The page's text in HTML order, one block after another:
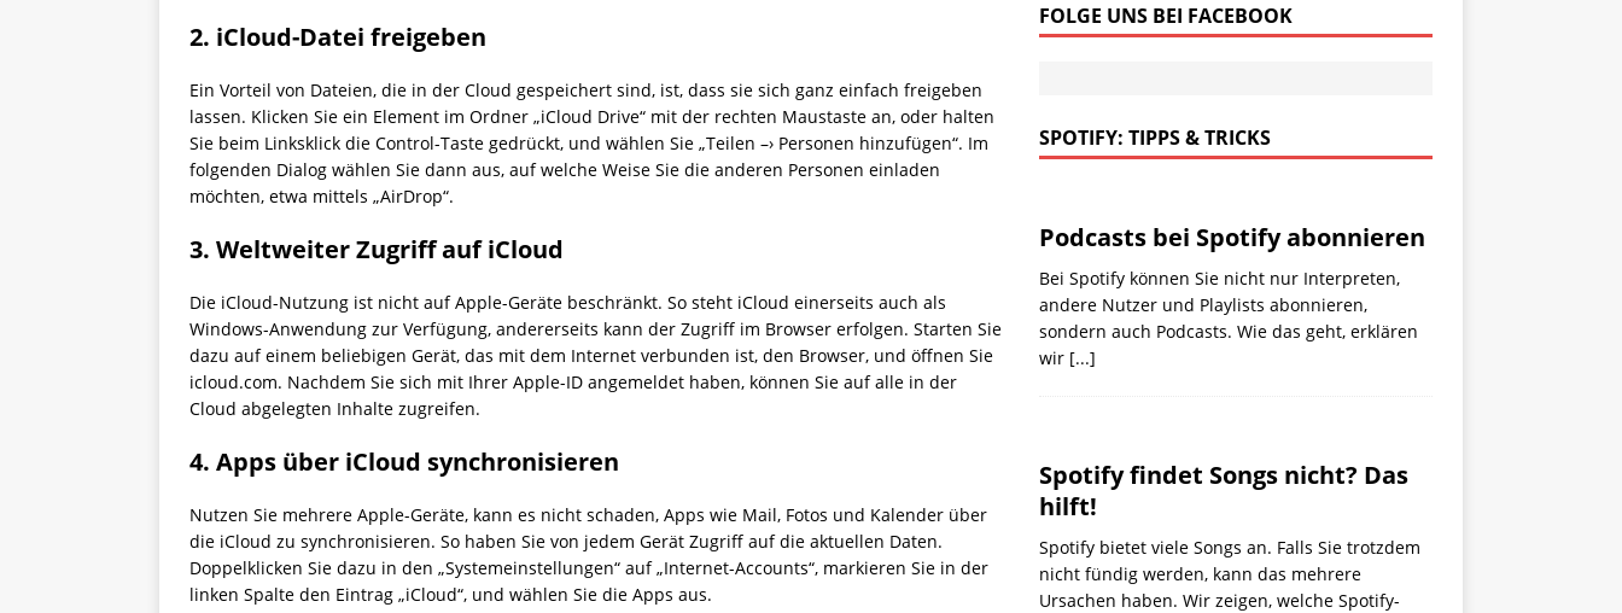
2. iCloud-Datei freigeben
Ein Vorteil von Dateien, die in der Cloud gespeichert sind, ist, dass sie sich ganz einfach freigeben
lassen. Klicken Sie ein Element im Ordner „iCloud Drive“ mit der rechten Maustaste an, oder halten
Sie beim Linksklick die Control-Taste gedrückt, und wählen Sie „Teilen –› Personen hinzufügen“. Im
folgenden Dialog wählen Sie dann aus, auf welche Weise Sie die anderen Personen einladen
möchten, etwa mittels „AirDrop“.
3. Weltweiter Zugriff auf iCloud
Die iCloud-Nutzung ist nicht auf Apple-Geräte beschränkt. So steht iCloud einerseits auch als
Windows-Anwendung zur Verfügung, andererseits kann der Zugriff im Browser erfolgen. Starten Sie
dazu auf einem beliebigen Gerät, das mit dem Internet verbunden ist, den Browser, und öffnen Sie
icloud.com. Nachdem Sie sich mit Ihrer Apple-ID angemeldet haben, können Sie auf alle in der
Cloud abgelegten Inhalte zugreifen.
4. Apps über iCloud synchronisieren
Nutzen Sie mehrere Apple-Geräte, kann es nicht schaden, Apps wie Mail, Fotos und Kalender über
die iCloud zu synchronisieren. So haben Sie von jedem Gerät Zugriff auf die aktuellen Daten.
Doppelklicken Sie dazu in den „Systemeinstellungen“ auf „Internet-Accounts“, markieren Sie in der
linken Spalte den Eintrag „iCloud“, und wählen Sie die Apps aus.
FOLGE UNS BEI FACEBOOK
SPOTIFY: TIPPS & TRICKS
Podcasts bei Spotify abonnieren
Bei Spotify können Sie nicht nur Interpreten,
andere Nutzer und Playlists abonnieren,
sondern auch Podcasts. Wie das geht, erklären
wir [...]
Spotify findet Songs nicht? Das
hilft!
Spotify bietet viele Songs an. Falls Sie trotzdem
nicht fündig werden, kann das mehrere
Ursachen haben. Wir zeigen, welche Spotify-